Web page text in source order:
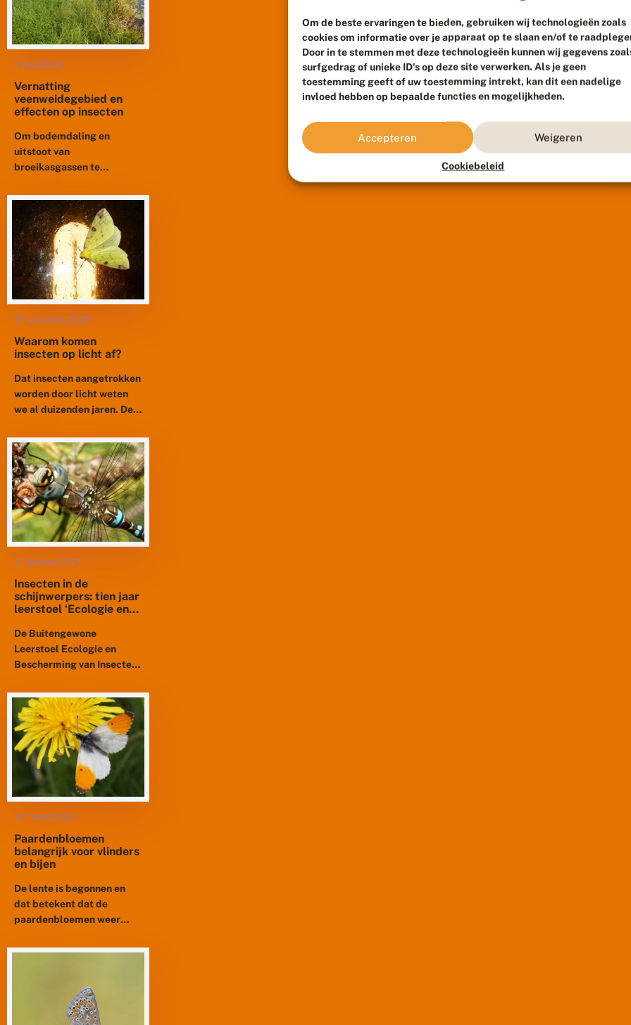
Om de beste ervaringen te bieden, gebruiken wij technologieën zoals
cookies om informatie over je apparaat op te slaan en/of te
Door in te stemmen met deze technologieën kunnen wij gegevens
surfgedrag of unieke ID's op deze site verwerken. Als je geen
toestemming geeft of uw toestemming intrekt, kan dit een nadelige
invloed hebben op bepaalde functies en mogelijkheden.
Accepteren Weigeren
Cookiebeleid
2 mei 2024
Vernatting
veenweidegebied en
effecten op insecten
Om bodemdaling en
uitstoot van
broeikasgassen te
veenweidegebieden de
grondwaterstand
verhoogd. Het is de vraag
in hoeverre de
biodiversiteit
meeprofiteert. Dit is...
18 augustus 2023
Waarom komen
insecten op licht af?
Dat insecten aangetrokken
worden door licht weten
we al duizenden jaren. De
olielampen om wasmotten,
die een plaag kunnen zijn in
bijenkasten,...
12 oktober 2021
Insecten in de
schijnwerpers: tien jaar
leerstoel ‘Ecologie en
insecten’
De Buitengewone
Leerstoel Ecologie en
Bescherming van Insecten
Universiteit, een initiatief
van De Vlinderstichting,
bestaat tien jaar. In die
periode is, mede door...
21 maart 2020
Paardenbloemen
belangrijk voor vlinders
en bijen
De lente is begonnen en
dat betekent dat de
paardenbloemen weer
worden ze door veel